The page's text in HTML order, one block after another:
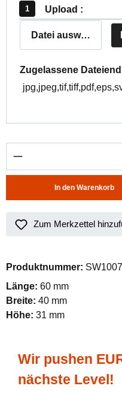
Upload :
Datei auswählen
Zugelassene
Produkt Anzahl:
In den Warenkorb
Zum Merkzettel
Produktnummer:
Länge: 60 mm
Breite: 40 mm
Höhe: 31 mm
Wir pushen
nächste Level!